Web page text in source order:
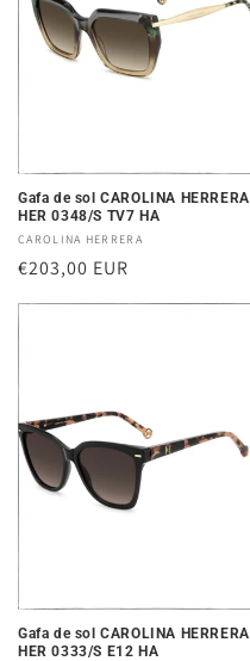
Gafa de sol CAROLINA HERRERA
HER 0348/S TV7 HA
Proveedor:
CAROLINA HERRERA
Precio
habitual
€203,00 EUR
Gafa de sol CAROLINA HERRERA
HER 0333/S E12 HA